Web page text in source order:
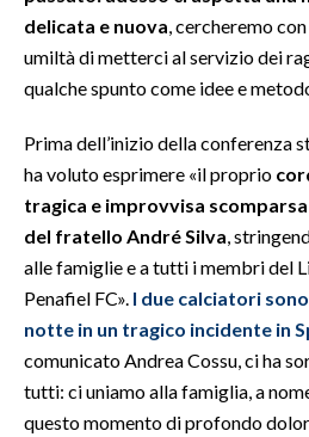
delicata e nuova, cercheremo
umiltà di metterci al servizio dei
qualche spunto come idee e
Prima dell’inizio della conferenza
ha voluto esprimere «il proprio
tragica e improvvisa
del fratello André Silva,
alle famiglie e a tutti i membri del
Penafiel FC». I due calciatori
notte in un tragico incidente in
comunicato Andrea Cossu, ci ha
tutti: ci uniamo alla famiglia, a
questo momento di profondo